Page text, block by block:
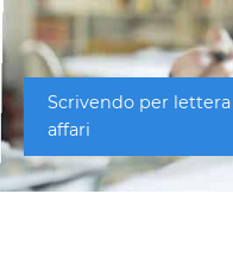
Scrivendo per
affari